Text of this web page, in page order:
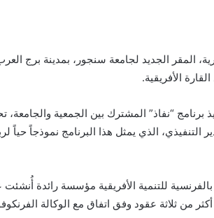
المقر الجديد لجامعة سنجور، بمدينة برج
الأفريقية.
“نفاذ” المشترك بين الجمعية والجامعة،
التنفيذي، الذي يمثل هذا البرنامج نموذجاً حياً
من ثلاثة عقود وفق اتفاق مع الوكالة